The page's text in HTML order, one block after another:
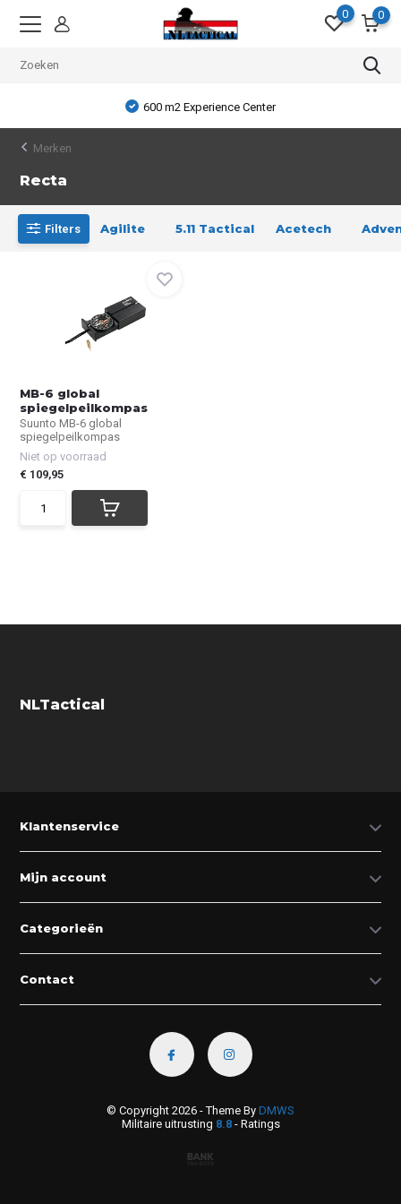
0 0
600 m2 Experience Center
Merken
Recta
Filters Agilite 5.11 Tactical Acetech
MB-6 global
spiegelpeilkompas
Suunto MB-6 global
spiegelpeilkompas
Niet op voorraad
€ 109,95
NLTactical
Klantenservice
Mijn account
Categorieën
Contact
© Copyright 2026 - Theme By DMWS
Militaire uitrusting 8.8- Ratings